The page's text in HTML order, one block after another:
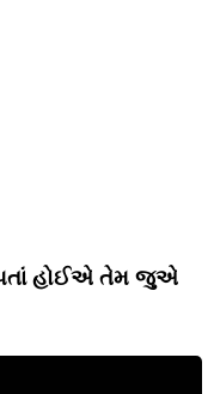
હોઈએ તેમ જુએ